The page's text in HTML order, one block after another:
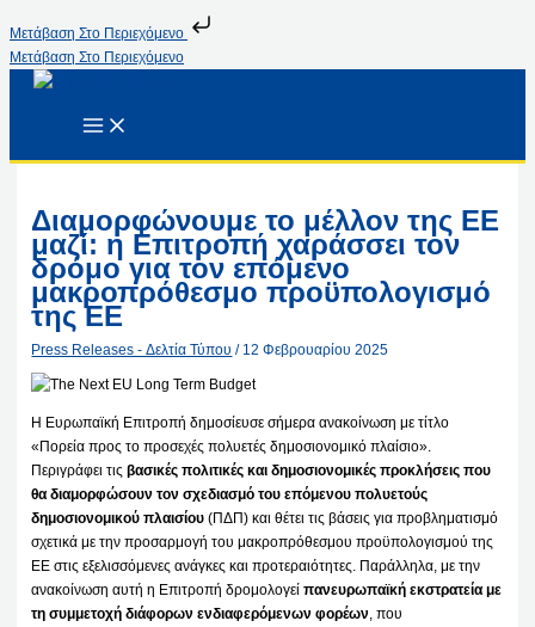
Μετάβαση Στο Περιεχόμενο
Μετάβαση Στο Περιεχόμενο
Διαμορφώνουμε το μέλλον της ΕΕ
μαζί: η Επιτροπή χαράσσει τον
δρόμο για τον επόμενο
μακροπρόθεσμο προϋπολογισμό
της ΕΕ
Press Releases - Δελτία Τύπου / 12 Φεβρουαρίου 2025
Η Ευρωπαϊκή Επιτροπή δημοσίευσε σήμερα ανακοίνωση με τίτλο
«Πορεία προς το προσεχές πολυετές δημοσιονομικό πλαίσιο».
Περιγράφει τιςβασικές πολιτικές και δημοσιονομικές προκλήσεις που
θα διαμορφώσουν τον σχεδιασμό του επόμενου πολυετούς
δημοσιονομικού πλαισίου (ΠΔΠ) και θέτει τις βάσεις για προβληματισμό
σχετικά με την προσαρμογή του μακροπρόθεσμου προϋπολογισμού της
ΕΕ στις εξελισσόμενες ανάγκες και προτεραιότητες. Παράλληλα, με την
ανακοίνωση αυτή η Επιτροπή δρομολογείπανευρωπαϊκή εκστρατεία με
τη συμμετοχή διάφορων ενδιαφερόμενων φορέων, που